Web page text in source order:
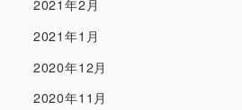
2021年2月
2021年1月
2020年12月
2020年11月